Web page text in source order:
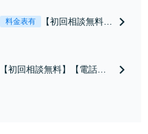
料金表有
【初回相談無料】
【池袋・東池袋2
【初回相談無料】【電話相